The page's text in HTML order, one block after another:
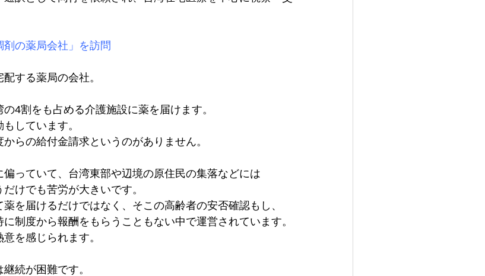
剤の薬局会社」を訪問
する薬局の会社。
4割をも占める介護施設に薬を届けます。
しています。
らの給付金請求というのがありません。
っていて、台湾東部や辺境の原住民の集落などには
けでも苦労が大きいです。
を届けるだけではなく、そこの高齢者の安否確認もし、
制度から報酬をもらうこともない中で運営されています。
を感じられます。
続が困難です。